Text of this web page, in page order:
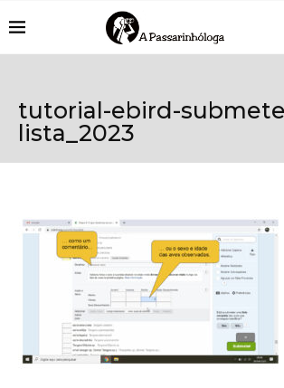
tutorial-ebird-
lista_2023